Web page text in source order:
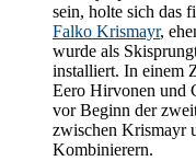
sein, holte sich das
Falko Krismayr,
wurde als
installiert. In einem
Eero Hirvonen und
vor Beginn der
zwischen Krismayr
Kombinierern.